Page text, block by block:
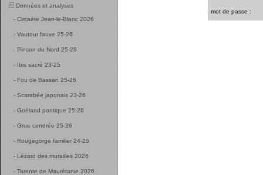
Données et analyses
- Circaète Jean-le-Blanc 2026
- Vautour fauve 25-26
- Pinson du Nord 25-26
- Ibis sacré 23-25
- Fou de Bassan 25-26
- Scarabée japonais 23-26
- Goéland pontique 25-26
- Grue cendrée 25-26
- Rougegorge familier 24-25
- Lézard des murailles 2026
- Tarente de Maurétanie 2026
mot de passe :